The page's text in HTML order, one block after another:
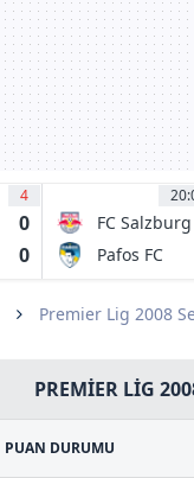
4
0
0
FC Salzburg
Pafos FC
Premier Lig 2008
PREMIER LIG
PUAN DURUMU